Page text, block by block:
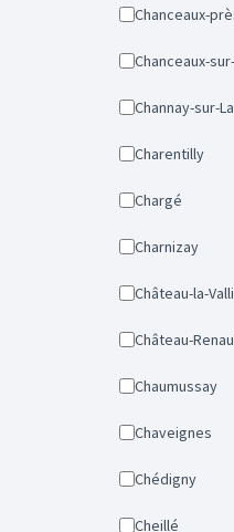
Chanceaux-
Chanceaux-
Channay-sur-
Charentilly
Chargé
Charnizay
Château-la-
Château-
Chaumussay
Chaveignes
Chédigny
Cheillé